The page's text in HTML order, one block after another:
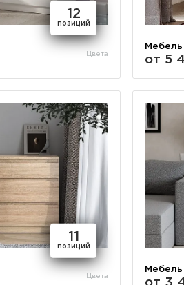
12
позиций
Цвета
от 5
11
позиций
Цвета
от 3